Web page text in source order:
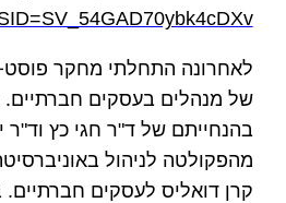
לאחרונה התחלתי מחקר
של מנהלים בעסקים
בהנחייתם של ד"ר חגי כץ וד"ר
מהפקולטה לניהול
קרן דואליס לעסקים חברתיים.